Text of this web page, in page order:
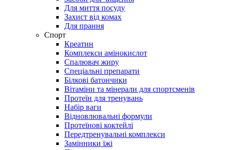
Для миття посуду
Захист від комах
Для прання
Спорт
Креатин
Комплекси амінокислот
Спалювач жиру
Спеціальні препарати
Білкові батончики
Вітаміни та мінерали для спортсменів
Протеїн для тренувань
Набір ваги
Відновлювальні формули
Протеїнові коктейлі
Передтренувальні комплекси
Замінники їжі